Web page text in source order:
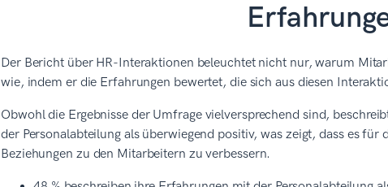
Der Bericht über HR-Interaktionen beleuchtet nicht nur, warum
wie, indem er die Erfahrungen bewertet, die sich aus diesen
Obwohl die Ergebnisse der Umfrage vielversprechend sind,
der Personalabteilung als überwiegend positiv, was zeigt, dass es
Beziehungen zu den Mitarbeitern zu verbessern.